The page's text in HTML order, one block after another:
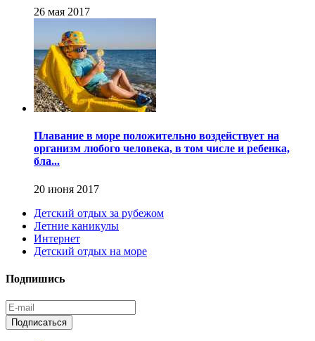
26 мая 2017
Плавание в море положительно воздействует на
организм любого человека, в том числе и ребенка,
бла...
20 июня 2017
Детский отдых за рубежом
Летние каникулы
Интернет
Детский отдых на море
Подпишись